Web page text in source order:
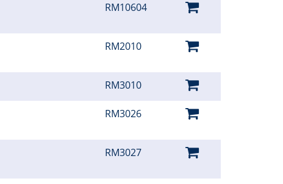
RM10604
RM2010
RM3010
RM3026
RM3027